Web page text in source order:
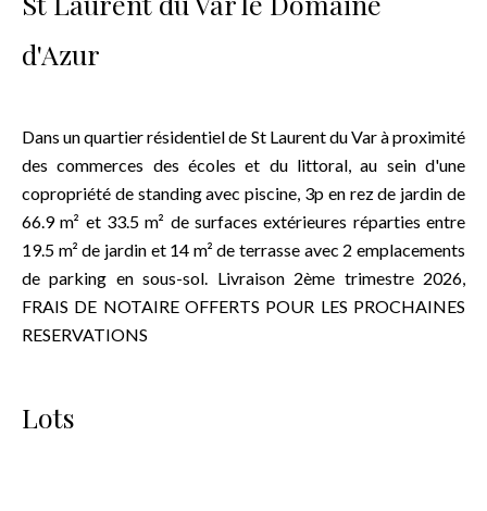
d'Azur
Dans un quartier résidentiel de St Laurent du Var à proximité
des commerces des écoles et du littoral, au sein d'une
copropriété de standing avec piscine, 3p en rez de jardin de
66.9 m² et 33.5 m² de surfaces extérieures réparties entre
19.5 m² de jardin et 14 m² de terrasse avec 2 emplacements
de parking en sous-sol. Livraison 2ème trimestre 2026,
FRAIS DE NOTAIRE OFFERTS POUR LES PROCHAINES
RESERVATIONS
Lots